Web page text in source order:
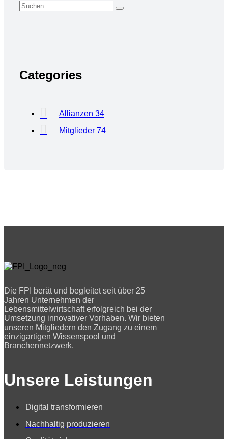
Categories
Allianzen 34
Mitglieder 74
Die FPI berät und begleitet seit über 25
Jahren Unternehmen der
Lebensmittelwirtschaft erfolgreich bei der
Umsetzung innovativer Vorhaben. Wir bieten
unseren Mitgliedern den Zugang zu einem
einzigartigen Wissenspool und
Branchennetzwerk.
Unsere Leistungen
Digital transformieren
Nachhaltig produzieren